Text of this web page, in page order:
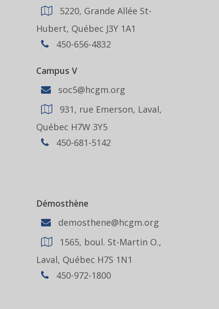
5220, Grande Allée St-
Hubert, Québec J3Y 1A1
450-656-4832
Campus V
soc5@hcgm.org
931, rue Emerson, Laval,
Québec H7W 3Y5
450-681-5142
Démosthène
demosthene@hcgm.org
1565, boul. St-Martin O.,
Laval, Québec H7S 1N1
450-972-1800